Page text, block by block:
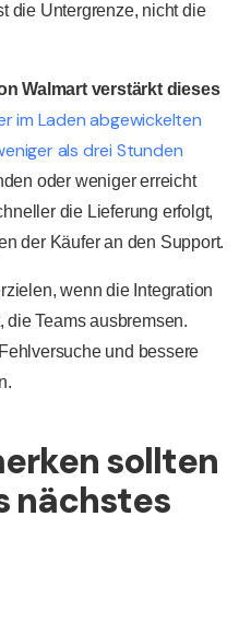
die Untergrenze, nicht die
Walmart verstärkt dieses
im Laden abgewickelten
als drei Stunden
oder weniger erreicht
die Lieferung erfolgt,
der Käufer an den Support.
wenn die Integration
Teams ausbremsen.
und bessere
sollten
nächstes